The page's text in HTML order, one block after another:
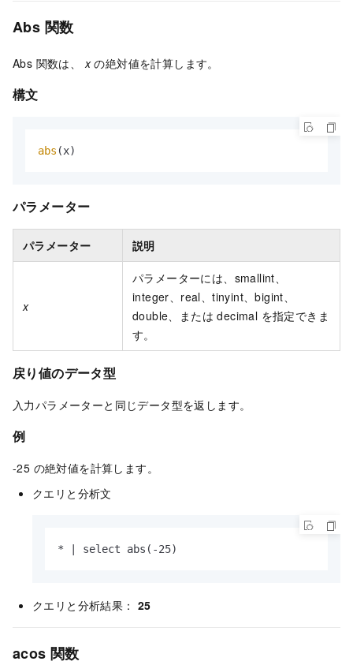
Abs 関数
Abs 関数は、xの絶対値を計算します。
構文
abs (x)
パラメーター
パラメーター 説明
x
パラメーターには、smallint、
integer、real、tinyint、bigint、
double、または decimal を指定できま
す。
戻り値のデータ型
入力パラメーターと同じデータ型を返します。
例
-25 の絶対値を計算します。
クエリと分析文
* | select abs(-25)
クエリと分析結果： 25
acos 関数